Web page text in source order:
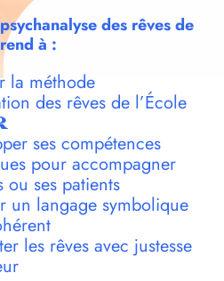
des rêves de
à :
la méthode
des rêves de l’École
ses compétences
pour accompagner
ou ses patients
un langage symbolique
les rêves avec justesse